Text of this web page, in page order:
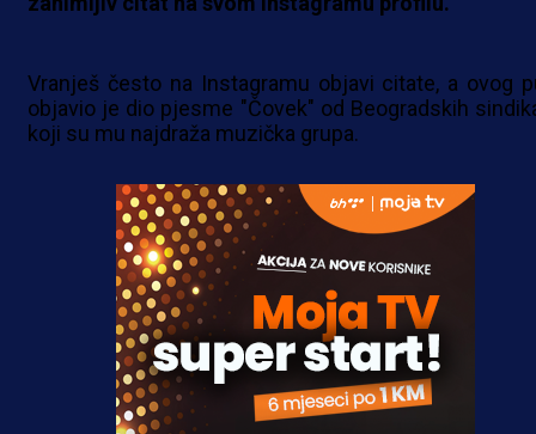
Vranješ često na Instagramu objavi citate, a ovog
objavio je dio pjesme "Čovek" od Beogradskih
koji su mu najdraža muzička grupa.